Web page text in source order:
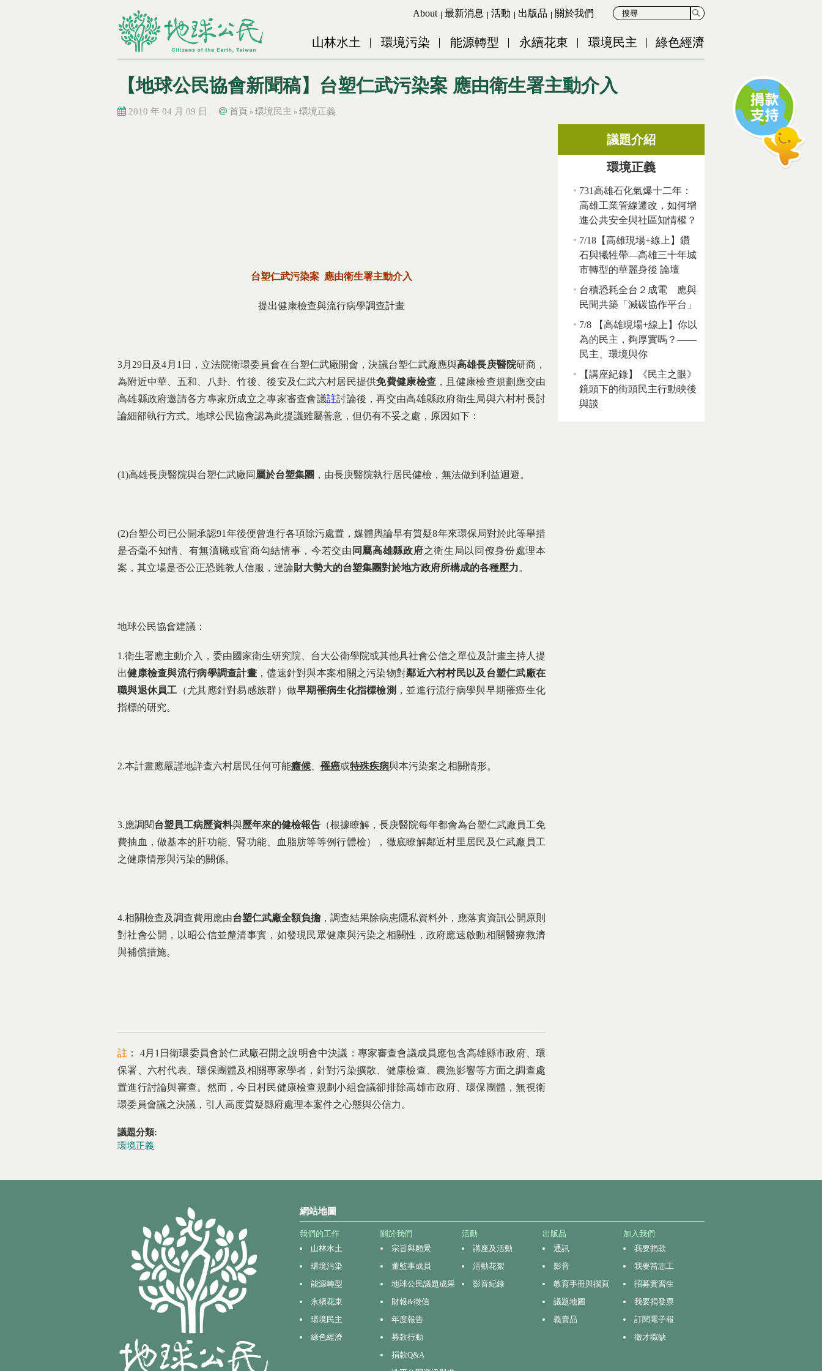
Jump to Navigation
Jump to Main content
About 最新消息 活動 出版品 關於我們
山林水土 環境污染 能源轉型 永續花東 環境民主 綠色經濟
【地球公民協會新聞稿】台塑仁武污染案 應由衛生署主動介入
2010 年 04 月 09 日 首頁 » 環境民主 » 環境正義
台塑仁武污染案 應由衛生署主動介入
提出健康檢查與流行病學調查計畫
3月29日及4月1日，立法院衛環委員會在台塑仁武廠開會，決議台塑仁武廠應與高雄長庚醫院研商，
為附近中華、五和、八卦、竹後、後安及仁武六村居民提供免費健康檢查 ，且健康檢查規劃應交由
高雄縣政府邀請各方專家所成立之專家審查會議註討論後，再交由高雄縣政府衛生局與六村村長討
論細部執行方式。地球公民協會認為此提議雖屬善意，但仍有不妥之處，原因如下：
(1)高雄長庚醫院與台塑仁武廠同 屬於台塑集團 ，由長庚醫院執行居民健檢，無法做到利益迴避。
(2)台塑公司已公開承認91年後便曾進行各項除污處置，媒體輿論早有質疑8年來環保局對於此等舉措
是否毫不知情、有無瀆職或官商勾結情事，今若交由 同屬高雄縣政府之衛生局以同僚身份處理本
案，其立場是否公正恐難教人信服，遑論財大勢大的台塑集團對於地方政府所構成的各種壓力。
地球公民協會建議：
1.衛生署應主動介入，委由國家衛生研究院、台大公衛學院或其他具社會公信之單位及計畫主持人提
出健康檢查與流行病學調查計畫 ，儘速針對與本案相關之污染物對鄰近六村村民以及台塑仁武廠在
職與退休員工 （尤其應針對易感族群）做早期罹病生化指標檢測 ，並進行流行病學與早期罹癌生化
指標的研究。
2.本計畫應嚴謹地詳查六村居民任何可能癥候 、罹癌或特殊疾病與本污染案之相關情形。
3.應調閱台塑員工病歷資料與歷年來的健檢報告 （根據瞭解，長庚醫院每年都會為台塑仁武廠員工免
費抽血，做基本的肝功能、腎功能、血脂肪等等例行體檢），徹底瞭解鄰近村里居民及仁武廠員工
之健康情形與污染的關係。
4.相關檢查及調查費用應由台塑仁武廠全額負擔 ，調查結果除病患隱私資料外，應落實資訊公開原則
對社會公開，以昭公信並釐清事實，如發現民眾健康與污染之相關性，政府應速啟動相關醫療救濟
與補償措施。
註 ： 4月1日衛環委員會於仁武廠召開之說明會中決議：專家審查會議成員應包含高雄縣市政府、環
保署、六村代表、環保團體及相關專家學者，針對污染擴散、健康檢查、農漁影響等方面之調查處
置進行討論與審查。然而，今日村民健康檢查規劃小組會議卻排除高雄市政府、環保團體，無視衛
環委員會議之決議，引人高度質疑縣府處理本案件之心態與公信力。
議題分類:
環境正義
議題介紹
環境正義
731高雄石化氣爆十二年：
高雄工業管線遷改，如何增
進公共安全與社區知情權？
7/18【高雄現場+線上】鑽
石與犧牲帶—高雄三十年城
市轉型的華麗身後 論壇
台積恐耗全台２成電 應與
民間共築「減碳協作平台」
7/8 【高雄現場+線上】你以
為的民主，夠厚實嗎？——
民主、環境與你
【講座紀錄】《民主之眼》
鏡頭下的街頭民主行動映後
與談
網站地圖
我們的工作
山林水土
環境污染
能源轉型
永續花東
環境民主
綠色經濟
關於我們
宗旨與願景
董監事成員
地球公民議題成果
財報&徵信
年度報告
募款行動
捐款Q&A
活動
講座及活動
活動花絮
影音紀錄
出版品
通訊
影音
教育手冊與摺頁
議題地圖
義賣品
加入我們
我要捐款
我要當志工
招募實習生
我要捐發票
訂閱電子報
徵才職缺